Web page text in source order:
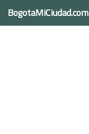
BogotaMiCiudad.com